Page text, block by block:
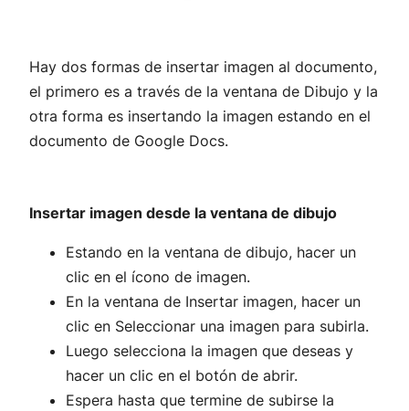
Hay dos formas de insertar imagen al documento,
el primero es a través de la ventana de Dibujo y la
otra forma es insertando la imagen estando en el
documento de Google Docs.
Insertar imagen desde la ventana de dibujo
Estando en la ventana de dibujo, hacer un
clic en el ícono de imagen.
En la ventana de Insertar imagen, hacer un
clic en Seleccionar una imagen para subirla.
Luego selecciona la imagen que deseas y
hacer un clic en el botón de abrir.
Espera hasta que termine de subirse la